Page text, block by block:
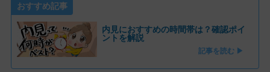
おすすめ記事
内見におすすめの時間帯は？確認ポイ
ントを解説
記事を読む ▶